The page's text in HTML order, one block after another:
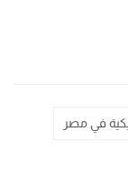
في مصر